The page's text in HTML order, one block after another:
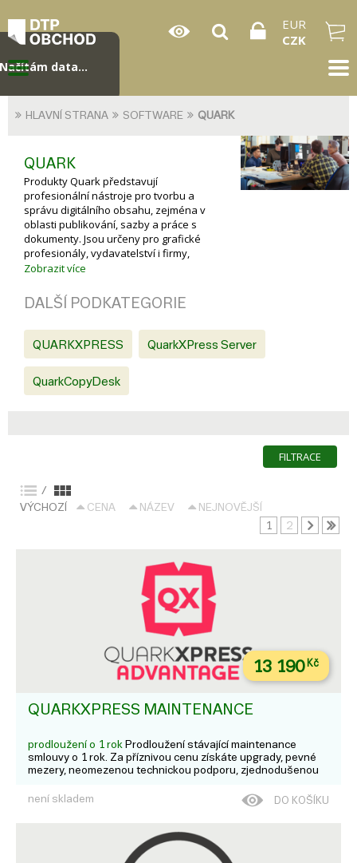
EUR
CZK
HLAVNÍ STRANA SOFTWARE QUARK
QUARK
Produkty Quark představují
profesionální nástroje pro tvorbu a
správu digitálního obsahu, zejména v
oblasti publikování, sazby a práce s
dokumenty. Jsou určeny pro grafické
profesionály, vydavatelství i firmy,
které potřebují spolehlivá řešení pro
Zobrazit více
DALŠÍ PODKATEGORIE
QUARKXPRESS QuarkXPress Server
QuarkCopyDesk
FILTRACE
/
VÝCHOZÍ
CENA NÁZEV
NEJNOVĚJŠÍ
1
2
13 190Kč
QUARKXPRESS MAINTENANCE
prodloužení o 1 rok Prodloužení stávající maintenance
smlouvy o 1 rok. Za příznivou cenu získáte upgrady, pevné
mezery, neomezenou technickou podporu, zjednodušenou
není skladem
DO KOŠÍKU
Načítám data...